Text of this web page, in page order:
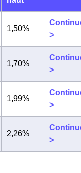
1,50%
>
1,70%
>
1,99%
>
2,26%
>